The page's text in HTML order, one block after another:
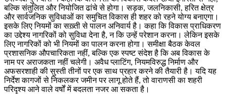
बल्कि संतुलित और नियोजित ढांचे से होगा। सड़क, जलनिकासी, हरित क्षेत्र
और सार्वजनिक सुविधाओं का समुचित विकास ही शहर को रहने योग्य बनाएगा।
इसके लिए नियमों का सख़्ती से पालन अनिवार्य है। कहा कि विकास प्राधिकरण
का उद्देश्य नागरिकों को सुविधा देना है, न कि उन्हें परेशान करना। लेकिन इसके
लिए नागरिकों को भी नियमों का पालन करना होगा। समीक्षा बैठक केवल
प्रशासनिक औपचारिकता नहीं, बल्कि एक स्पष्ट संदेश है कि अब विकास के
नाम पर अराजकता नहीं चलेगी। अवैध प्लाटिंग, नियमविरुद्ध निर्माण और
अफसरशाही की सुस्ती तीनों पर एक साथ प्रहार करने की तैयारी है। यदि यह
निर्देश कागजों से निकलकर जमीन पर लागू होते हैं, तो वाराणसी का शहरी
परिदृश्य आने वाले वर्षों में बदलता नजर आ सकता है।